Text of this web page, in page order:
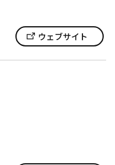
ウェブサイト